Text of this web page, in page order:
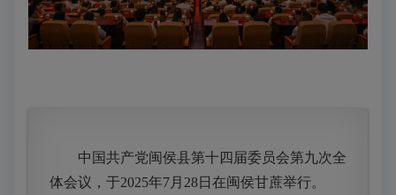
中国共产党闽侯县第十四届委员会第九次全
体会议，于2025年7月28日在闽侯甘蔗举行。